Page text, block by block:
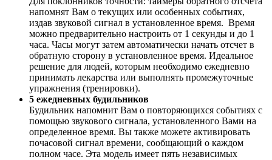
напомнят Вам о текущих или особенных событиях,
издав звуковой сигнал в установленное время. Время
можно предварительно настроить от 1 секунды и до 1
часа. Часы могут затем автоматически начать отсчет в
обратную сторону в установленное время. Идеальное
решение для людей, которым необходимо ежедневно
принимать лекарства или выполнять промежуточные
упражнения (тренировки).
5 ежедневных будильников
Будильник напомнит Вам о повторяющихся событиях с
помощью звукового сигнала, установленного Вами на
определенное время. Вы также можете активировать
почасовой сигнал времени, сообщающий о каждом
полном часе. Эта модель имеет пять независимых